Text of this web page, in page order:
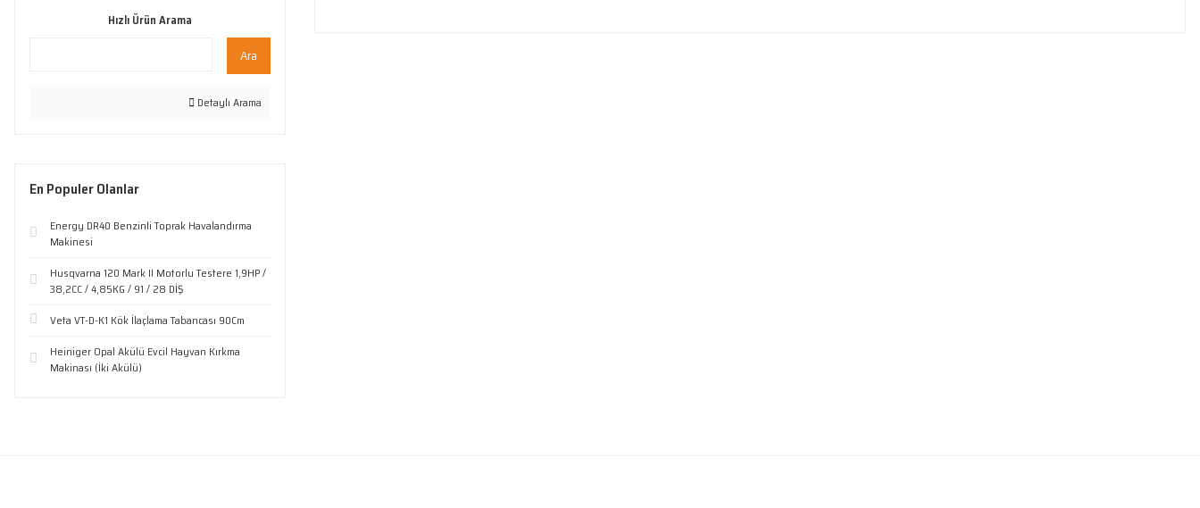
Hızlı Ürün Arama
Ara
Detaylı Arama
En Populer Olanlar
Energy DR40 Benzinli Toprak Havalandırma
Makinesi
Husqvarna 120 Mark II Motorlu Testere 1,9HP /
38,2CC / 4,85KG / 91 / 28 DİŞ
Veta VT-D-K1 Kök İlaçlama Tabancası 90Cm
Heiniger Opal Akülü Evcil Hayvan Kırkma
Makinası (İki Akülü)